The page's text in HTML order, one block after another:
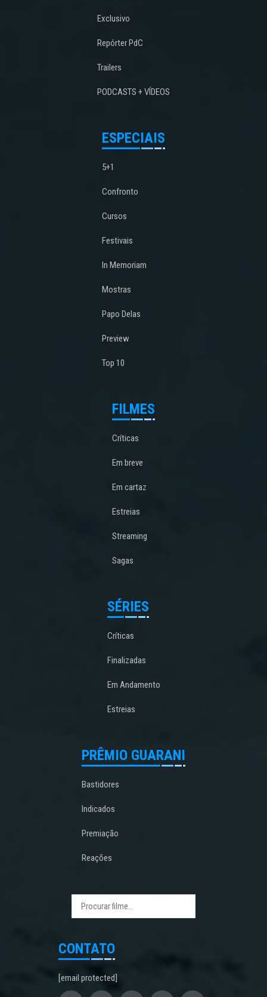
Exclusivo
Repórter PdC
Trailers
PODCASTS + VÍDEOS
ESPECIAIS
5+1
Confronto
Cursos
Festivais
In Memoriam
Mostras
Papo Delas
Preview
Top 10
FILMES
Críticas
Em breve
Em cartaz
Estreias
Streaming
Sagas
SÉRIES
Críticas
Finalizadas
Em Andamento
Estreias
PRÊMIO GUARANI
Bastidores
Indicados
Premiação
Reações
CONTATO
[email protected]